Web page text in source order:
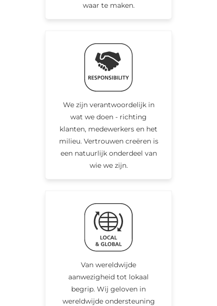
waar te maken.
We zijn verantwoordelijk in
wat we doen - richting
klanten, medewerkers en het
milieu. Vertrouwen creëren is
een natuurlijk onderdeel van
wie we zijn.
Van wereldwijde
aanwezigheid tot lokaal
begrip. Wij geloven in
wereldwijde ondersteuning